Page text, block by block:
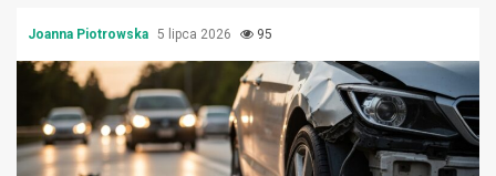
Joanna Piotrowska 5 lipca 2026 95